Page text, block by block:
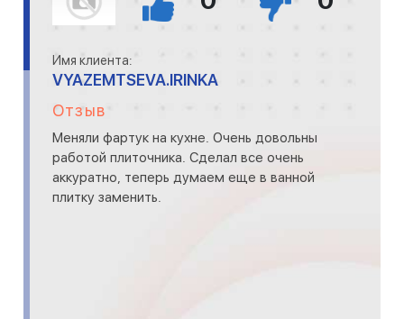
Имя клиента:
VYAZEMTSEVA.IRINKA
Отзыв
Меняли фартук на кухне. Очень довольны
работой плиточника. Сделал все очень
аккуратно, теперь думаем еще в ванной
плитку заменить.